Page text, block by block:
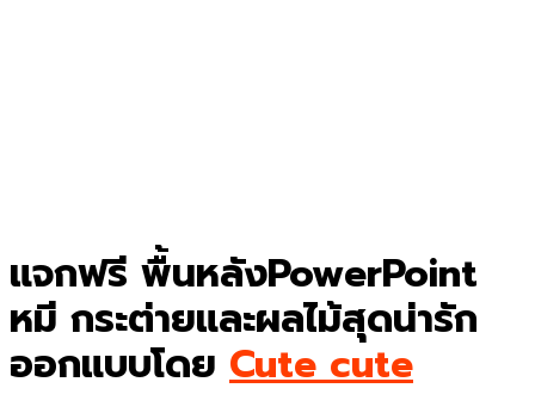
แจกฟรี พื้นหลังPowerPoint
หมี กระต่ายและผลไม้สุดน่ารัก
ออกแบบโดย Cute cute